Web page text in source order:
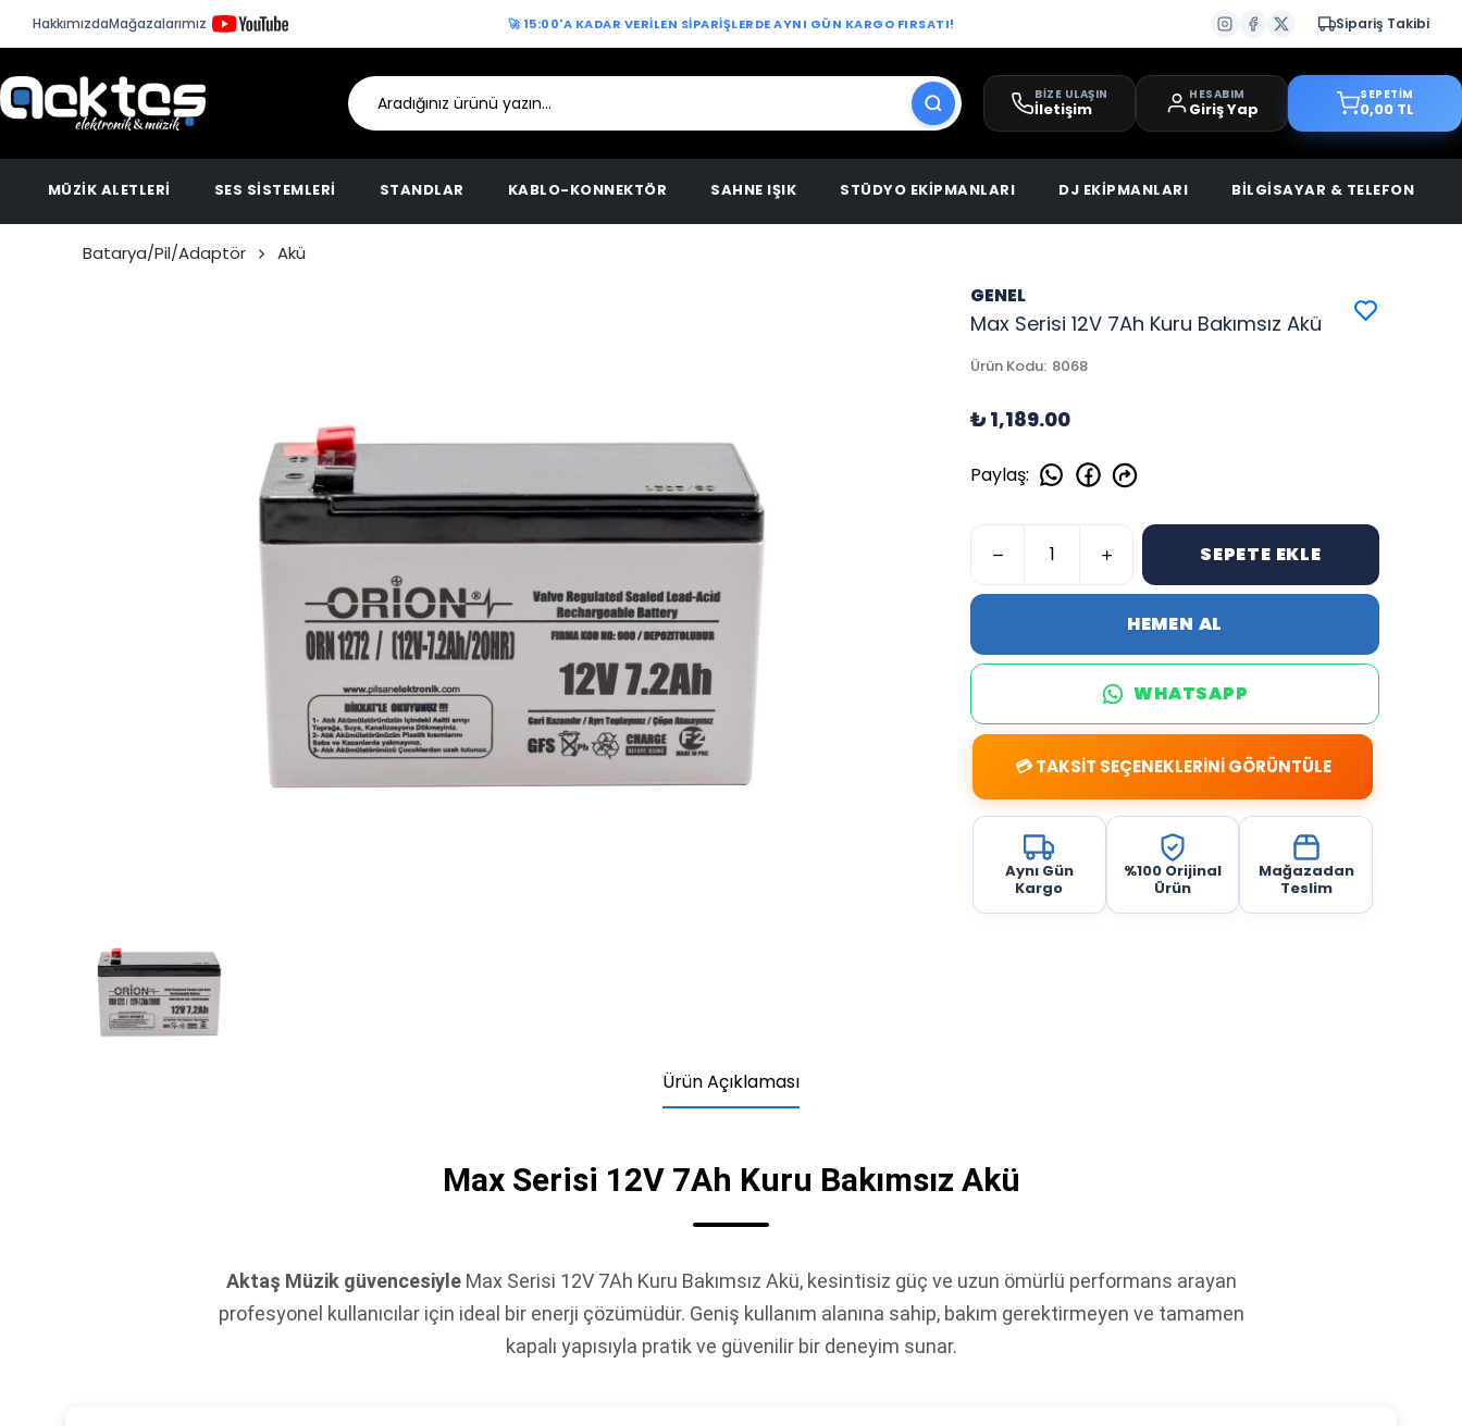
HakkımızdaMağazalarımız 🚀 15:00'A KADAR VERİLEN SİPARİŞLERDE AYNI GÜN KARGO FIRSATI! Sipariş Takibi
BİZE ULAŞIN
İletişim
HESABIM
Giriş Yap
SEPETİM
0,00 TL
MÜZİK ALETLERİ SES SİSTEMLERİ STANDLAR KABLO-KONNEKTÖR SAHNE IŞIK STÜDYO EKİPMANLARI DJ EKİPMANLARI BİLGİSAYAR & TELEFON
Batarya/Pil/Adaptör Akü
GENEL
Max Serisi 12V 7Ah Kuru Bakımsız Akü
Ürün Kodu: 8068
₺ 1,189.00
Paylaş:
SEPETE EKLE
HEMEN AL
WHATSAPP
💳 TAKSİT SEÇENEKLERİNİ GÖRÜNTÜLE
Aynı Gün
Kargo
%100 Orijinal
Ürün
Mağazadan
Teslim
Ürün Açıklaması
Max Serisi 12V 7Ah Kuru Bakımsız Akü
Aktaş Müzik güvencesiyleMax Serisi 12V 7Ah Kuru Bakımsız Akü, kesintisiz güç ve uzun ömürlü performans arayan
profesyonel kullanıcılar için ideal bir enerji çözümüdür. Geniş kullanım alanına sahip, bakım gerektirmeyen ve tamamen
kapalı yapısıyla pratik ve güvenilir bir deneyim sunar.